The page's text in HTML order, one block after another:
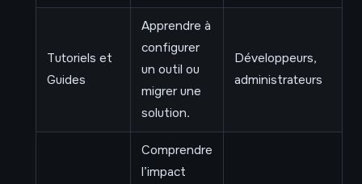
Tutoriels et
Guides
Apprendre à
configurer
un outil ou
migrer une
solution.
Développeurs,
administrateurs
Comprendre
l’impact